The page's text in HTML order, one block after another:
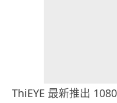
ThiEYE 最新推出